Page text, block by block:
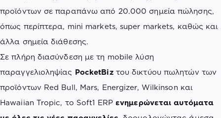
προϊόντων σε παραπάνω από 20.000 σημεία πώλησης,
όπως περίπτερα, mini markets, super markets, καθώς και
άλλα σημεία διάθεσης.
Σε πλήρη διασύνδεση με τη mobile λύση
παραγγελιοληψίας PocketBizτου δικτύου πωλητών των
προϊόντων Red Bull, Mars, Energizer, Wilkinson και
Hawaiian Tropic, το Soft1 ERP ενημερώνεται αυτόματα